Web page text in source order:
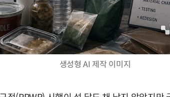
생성형 AI 제작 이미지
업무 자동화 위한 AI ‘세컨드 브레인’ 만들기 1-day 워크숍 - LLM Wiki 기반 정리·리서치·보고 자동화